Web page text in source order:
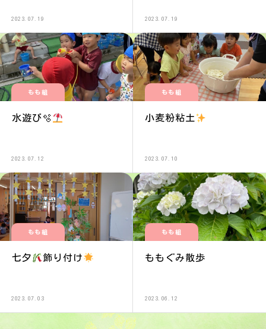
2023.07.19 2023.07.19
もも組
水遊び🫧
2023.07.12
もも組
小麦粉粘土
2023.07.10
もも組
七夕 飾り付け
2023.07.03
もも組
ももぐみ散歩
2023.06.12